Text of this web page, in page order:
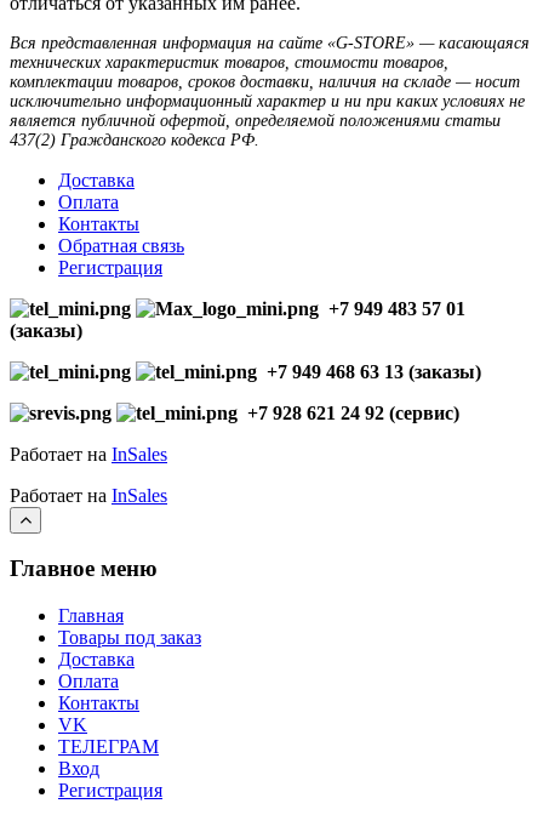
Вся представленная информация на сайте «G-STORE» — касающаяся
технических характеристик товаров, стоимости товаров,
комплектации товаров, сроков доставки, наличия на складе — носит
исключительно информационный характер и ни при каких условиях не
является публичной офертой, определяемой положениями статьи
437(2) Гражданского кодекса РФ.
Доставка
Оплата
Контакты
Обратная связь
Регистрация
+7 949 483 57 01
(заказы)
+7 949 468 63 13 (заказы)
+7 928 621 24 92 (сервис)
Работает на InSales
Работает на InSales
Главное меню
Главная
Товары под заказ
Доставка
Оплата
Контакты
VK
ТЕЛЕГРАМ
Вход
Регистрация